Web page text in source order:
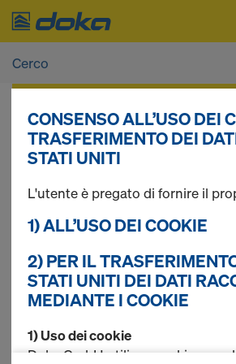
dopo illogin.
Pannelli
Trovati 2 prodotti
Più ricercato
Pannello
CONSENSO ALL’USO DEI
TRASFERIMENTO DEI
STATI UNITI
L'utente è pregato di fornire il
1) ALL’USO DEI COOKIE
2) PER IL
STATI UNITI DEI DATI
MEDIANTE I COOKIE
1) Uso dei cookie
Doka GmbH utilizza cookie e